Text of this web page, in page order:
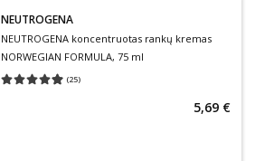
NEUTROGENA
NEUTROGENA koncentruotas rankų kremas
NORWEGIAN FORMULA, 75 ml
(25)
Vidutinis įvertinimas 4.92
5,69 €